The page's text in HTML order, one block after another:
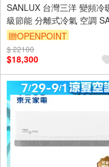
SANLUX 台灣三洋 變頻冷
級節能 分離式冷氣 空調
V23HJ3/SAC-V23HJ3
贈OPENPOINT
$ 22100
$18,300